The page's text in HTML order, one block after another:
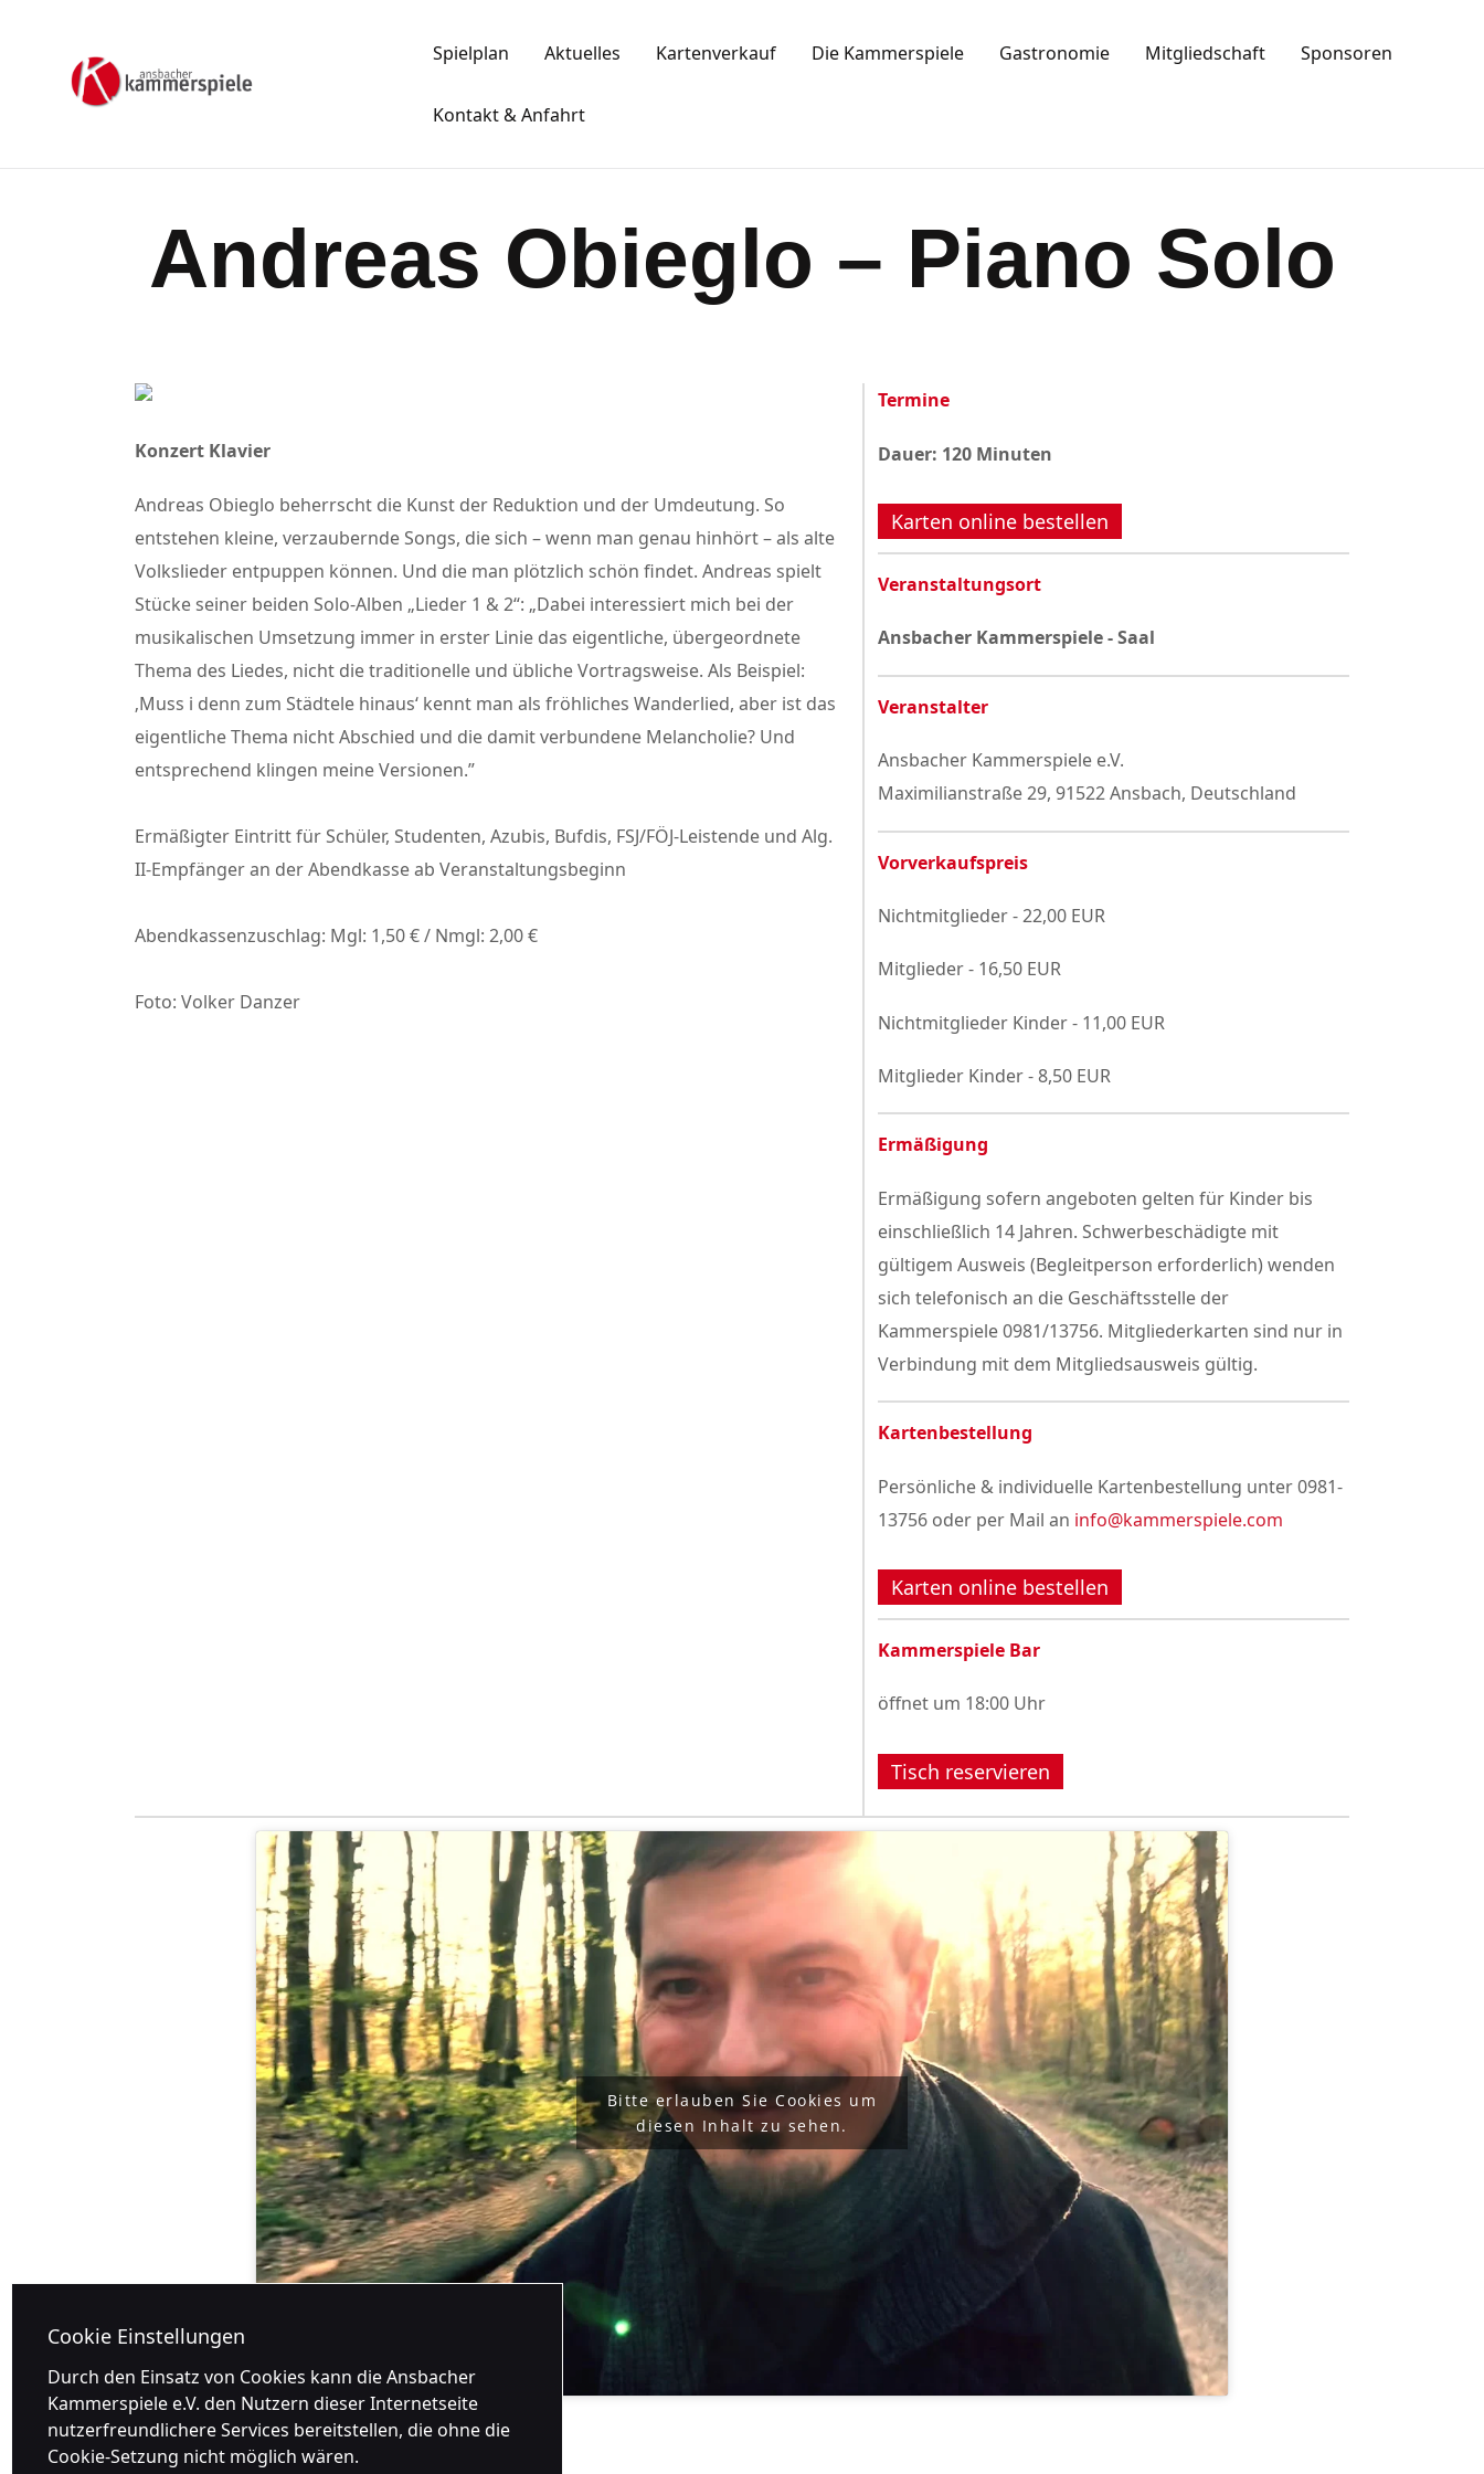
Cookie Einstellungen
Durch den Einsatz von Cookies kann die Ansbacher
Kammerspiele e.V. den Nutzern dieser Internetseite
nutzerfreundlichere Services bereitstellen, die ohne die
Cookie-Setzung nicht möglich wären.
Spielplan Aktuelles Kartenverkauf Die Kammerspiele Gastronomie Mitgliedschaft Sponsoren
Kontakt & Anfahrt
Andreas Obieglo – Piano Solo
Kartenkauf
Mitgliedschaft
Gastronomie
Datenschutzerklärung
Konzert Klavier
Andreas Obieglo beherrscht die Kunst der Reduktion und der Umdeutung. So
entstehen kleine, verzaubernde Songs, die sich – wenn man genau hinhört – als alte
Volkslieder entpuppen können. Und die man plötzlich schön findet. Andreas spielt
Stücke seiner beiden Solo-Alben „Lieder 1 & 2“: „Dabei interessiert mich bei der
musikalischen Umsetzung immer in erster Linie das eigentliche, übergeordnete
Thema des Liedes, nicht die traditionelle und übliche Vortragsweise. Als Beispiel:
‚Muss i denn zum Städtele hinaus‘ kennt man als fröhliches Wanderlied, aber ist das
eigentliche Thema nicht Abschied und die damit verbundene Melancholie? Und
entsprechend klingen meine Versionen.”
Ermäßigter Eintritt für Schüler, Studenten, Azubis, Bufdis, FSJ/FÖJ-Leistende und Alg.
II-Empfänger an der Abendkasse ab Veranstaltungsbeginn
Abendkassenzuschlag: Mgl: 1,50 € / Nmgl: 2,00 €
Foto: Volker Danzer
Termine
Dauer: 120 Minuten
Karten online bestellen
Veranstaltungsort
Ansbacher Kammerspiele - Saal
Veranstalter
Ansbacher Kammerspiele e.V.
Maximilianstraße 29, 91522 Ansbach, Deutschland
Vorverkaufspreis
Nichtmitglieder - 22,00 EUR
Mitglieder - 16,50 EUR
Nichtmitglieder Kinder - 11,00 EUR
Mitglieder Kinder - 8,50 EUR
Ermäßigung
Ermäßigung sofern angeboten gelten für Kinder bis
einschließlich 14 Jahren. Schwerbeschädigte mit
gültigem Ausweis (Begleitperson erforderlich) wenden
sich telefonisch an die Geschäftsstelle der
Kammerspiele 0981/13756. Mitgliederkarten sind nur in
Verbindung mit dem Mitgliedsausweis gültig.
Kartenbestellung
Persönliche & individuelle Kartenbestellung unter 0981-
13756 oder per Mail an info@kammerspiele.com
Karten online bestellen
Kammerspiele Bar
öffnet um 18:00 Uhr
Tisch reservieren
Bitte erlauben Sie Cookies um
diesen Inhalt zu sehen.